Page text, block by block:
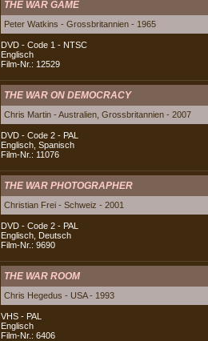
THE WAR GAME
Peter Watkins - Grossbritannien - 1965
DVD - Code 1 - NTSC
Englisch
Film-Nr.: 12529
THE WAR ON DEMOCRACY
Chris Martin - Australien, Grossbritannien - 2007
DVD - Code 2 - PAL
Englisch, Spanisch
Film-Nr.: 11076
THE WAR PHOTOGRAPHER
Christian Frei - Schweiz - 2001
DVD - Code 2 - PAL
Englisch, Deutsch
Film-Nr.: 9690
THE WAR ROOM
Chris Hegedus - USA - 1993
VHS - PAL
Englisch
Film-Nr.: 6406